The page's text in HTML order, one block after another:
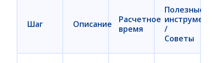
Шаг Описание
Расчетное
время
Полезные
инструменты
/
Советы